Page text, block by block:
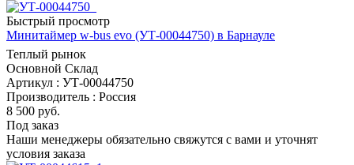
Быстрый просмотр
Минитаймер w-bus evo (УТ-00044750) в Барнауле
Теплый рынок
Основной Склад
Артикул : УТ-00044750
Производитель : Россия
8 500 руб.
Под заказ
Наши менеджеры обязательно свяжутся с вами и уточнят
условия заказа